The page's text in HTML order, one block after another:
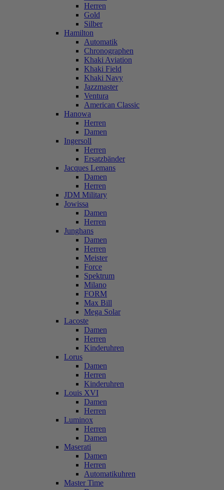
Herren
Gold
Silber
Hamilton
Automatik
Chronographen
Khaki Aviation
Khaki Field
Khaki Navy
Jazzmaster
Ventura
American Classic
Hanowa
Herren
Damen
Ingersoll
Herren
Ersatzbänder
Jacques Lemans
Damen
Herren
JDM Military
Jowissa
Damen
Herren
Junghans
Damen
Herren
Meister
Force
Spektrum
Milano
FORM
Max Bill
Mega Solar
Lacoste
Damen
Herren
Kinderuhren
Lorus
Damen
Herren
Kinderuhren
Louis XVI
Damen
Herren
Luminox
Herren
Damen
Maserati
Damen
Herren
Automatikuhren
Master Time